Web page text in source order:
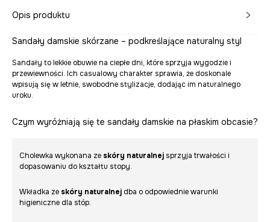
Opis produktu
Sandały damskie skórzane – podkreślające naturalny styl
Sandały to lekkie obuwie na ciepłe dni, które sprzyja wygodzie i
przewiewności. Ich casualowy charakter sprawia, że doskonale
wpisują się w letnie, swobodne stylizacje, dodając im naturalnego
uroku.
Czym wyróżniają się te sandały damskie na płaskim obcasie?
Cholewka wykonana ze skóry naturalnej sprzyja trwałości i
dopasowaniu do kształtu stopy.
Wkładka ze skóry naturalnej dba o odpowiednie warunki
higieniczne dla stóp.